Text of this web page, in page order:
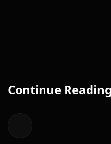
Continue Reading